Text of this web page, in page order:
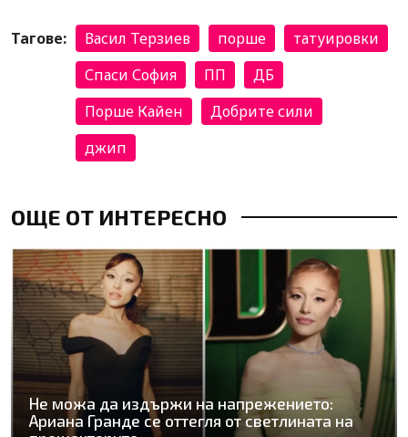
Тагове: Васил Терзиев порше
татуировки
Спаси София
ПП
ДБ
Порше Кайен
Добрите сили
джип
ОЩЕ ОТ ИНТЕРЕСНО
Не можа да издържи на напрежението:
Ариана Гранде се оттегля от светлината на